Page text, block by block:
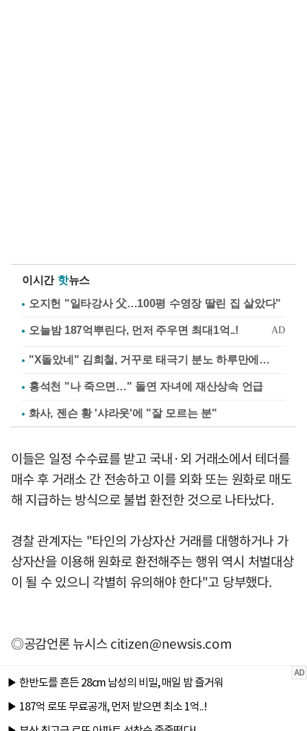
이시간 핫뉴스
오지헌 "일타강사 父…100평 수영장 딸린 집 살았다"
"X돌았네" 김희철, 거꾸로 태극기 분노 하루만에…
홍석천 "나 죽으면…" 돌연 자녀에 재산상속 언급
화사, 젠슨 황 '샤라웃'에 "잘 모르는 분"
이들은 일정 수수료를 받고 국내·외 거래소에서 테더를
매수 후 거래소 간 전송하고 이를 외화 또는 원화로 매도
해 지급하는 방식으로 불법 환전한 것으로 나타났다.
경찰 관계자는 "타인의 가상자산 거래를 대행하거나 가
상자산을 이용해 원화로 환전해주는 행위 역시 처벌대상
이 될 수 있으니 각별히 유의해야 한다"고 당부했다.
◎공감언론 뉴시스citizen@newsis.com